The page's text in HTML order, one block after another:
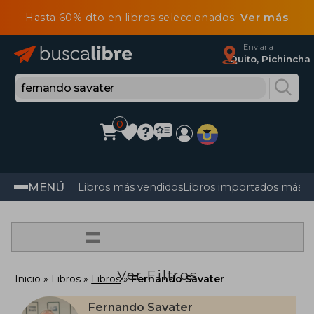
Hasta 60% dto en libros seleccionadosVer más
Enviar a
Quito, Pichincha
0
MENÚ Libros más vendidosLibros importados más
=
Ver Filtros
Inicio Libros Libros Fernando Savater
Fernando Savater